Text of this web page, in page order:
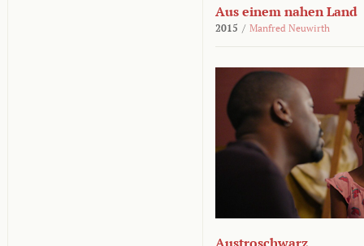
Aus einem nahen Land
2015 / Manfred Neuwirth